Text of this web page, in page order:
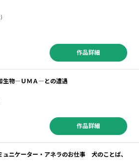
作品詳細
物―ＵＭＡ―との遭遇
作品詳細
ュニケーター・アネラのお仕事 犬のことば、